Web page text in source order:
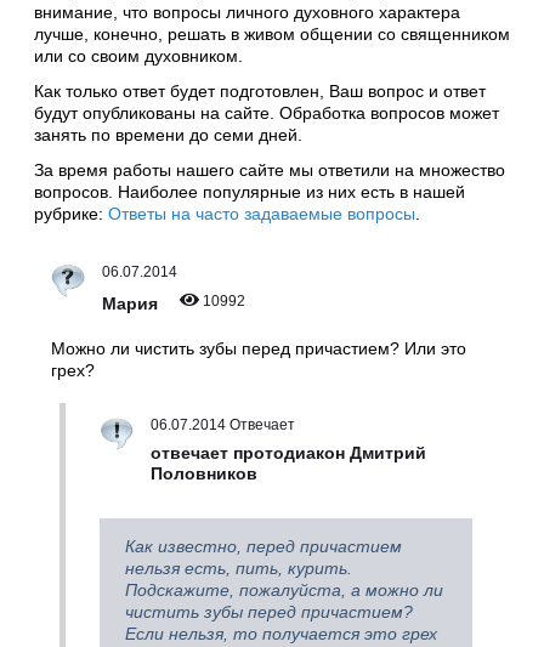
внимание, что вопросы личного духовного характера
лучше, конечно, решать в живом общении со священником
или со своим духовником.
Как только ответ будет подготовлен, Ваш вопрос и ответ
будут опубликованы на сайте. Обработка вопросов может
занять по времени до семи дней.
За время работы нашего сайте мы ответили на множество
вопросов. Наиболее популярные из них есть в нашей
рубрике: Ответы на часто задаваемые вопросы
06.07.2014
Мария 10992
Можно ли чистить зубы перед причастием? Или это
грех?
06.07.2014 Отвечает
отвечает протодиакон Дмитрий
Половников
Как известно, перед причастием
нельзя есть, пить, курить.
Подскажите, пожалуйста, а можно ли
чистить зубы перед причастием?
Если нельзя, то получается это грех